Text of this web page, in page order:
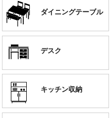
ダイニングテーブル
デスク
キッチン収納